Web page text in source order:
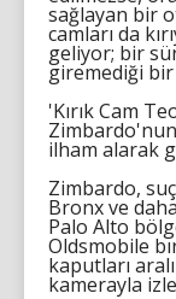
sağlayan bir
camları da
geliyor; bir
giremediği
'Kırık Cam
ilham alarak
Zimbardo,
Bronx ve
Palo Alto
Oldsmobile
kaputları
kamerayla